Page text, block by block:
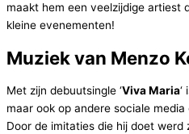
maakt hem een veelzijdige artiest
kleine evenementen!
Muziek van Menzo
Met zijn debuutsingle ‘Viva Maria‘
maar ook op andere sociale
Door de imitaties die hij doet werd